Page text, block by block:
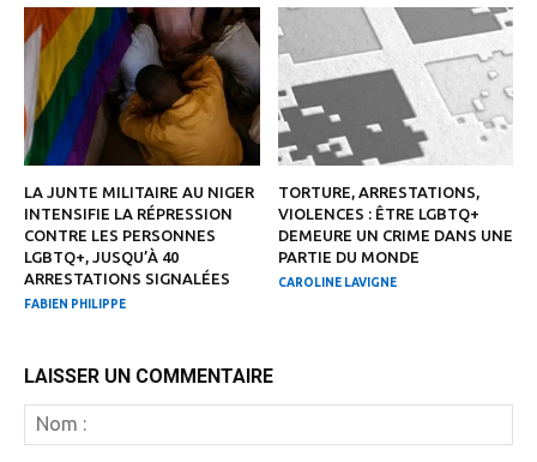
LA JUNTE MILITAIRE AU NIGER
INTENSIFIE LA RÉPRESSION
CONTRE LES PERSONNES
LGBTQ+, JUSQU’À 40
ARRESTATIONS SIGNALÉES
FABIEN PHILIPPE
TORTURE, ARRESTATIONS,
VIOLENCES : ÊTRE LGBTQ+
DEMEURE UN CRIME DANS UNE
PARTIE DU MONDE
CAROLINE LAVIGNE
LAISSER UN COMMENTAIRE
: